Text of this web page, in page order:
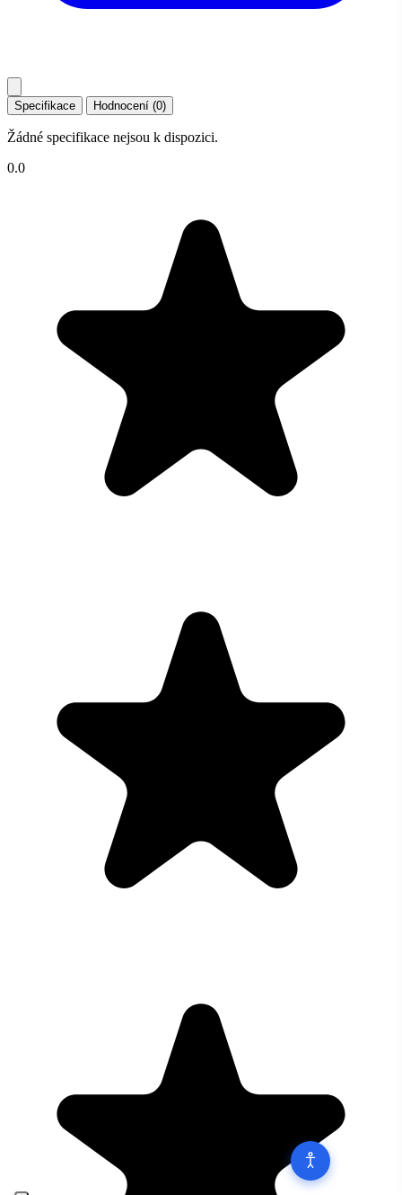
Specifikace Hodnocení (0)
Žádné specifikace nejsou k dispozici.
0.0